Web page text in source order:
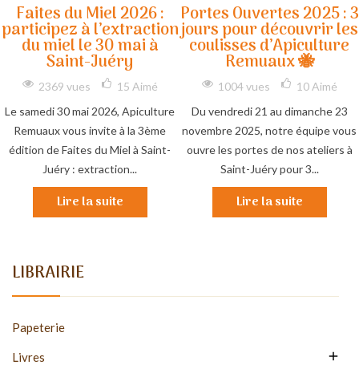
LIBRAIRIE
Papeterie
Livres 
Faites du Miel 2026 :
participez à l’extraction
du miel le 30 mai à
Saint-Juéry
2369 vues 15 Aimé
Le samedi 30 mai 2026, Apiculture
Remuaux vous invite à la 3ème
édition de Faites du Miel à Saint-
Juéry : extraction...
Lire la suite
Portes Ouvertes 2025 : 3
jours pour découvrir les
coulisses d’Apiculture
Remuaux 🐝
1004 vues 10 Aimé
Du vendredi 21 au dimanche 23
novembre 2025, notre équipe vous
ouvre les portes de nos ateliers à
Saint-Juéry pour 3...
Lire la suite